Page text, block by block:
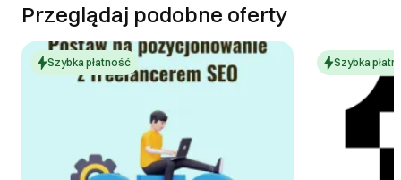
Przeglądaj podobne oferty
Szybka płatność Szybka